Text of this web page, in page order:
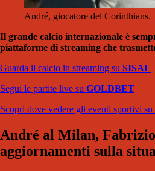
André, giocatore del Corinthians.
Il grande calcio internazionale è
piattaforme di streaming che
Guarda il calcio in streaming su SISAL
Segui le partite live su GOLDBET
Scopri dove vedere gli eventi sportivi su
André al Milan,
aggiornamenti sulla